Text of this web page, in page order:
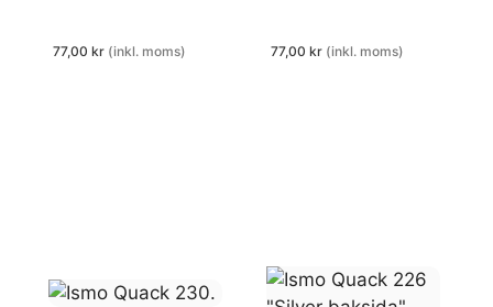
77,00 kr (inkl. moms) 77,00 kr (inkl. moms)